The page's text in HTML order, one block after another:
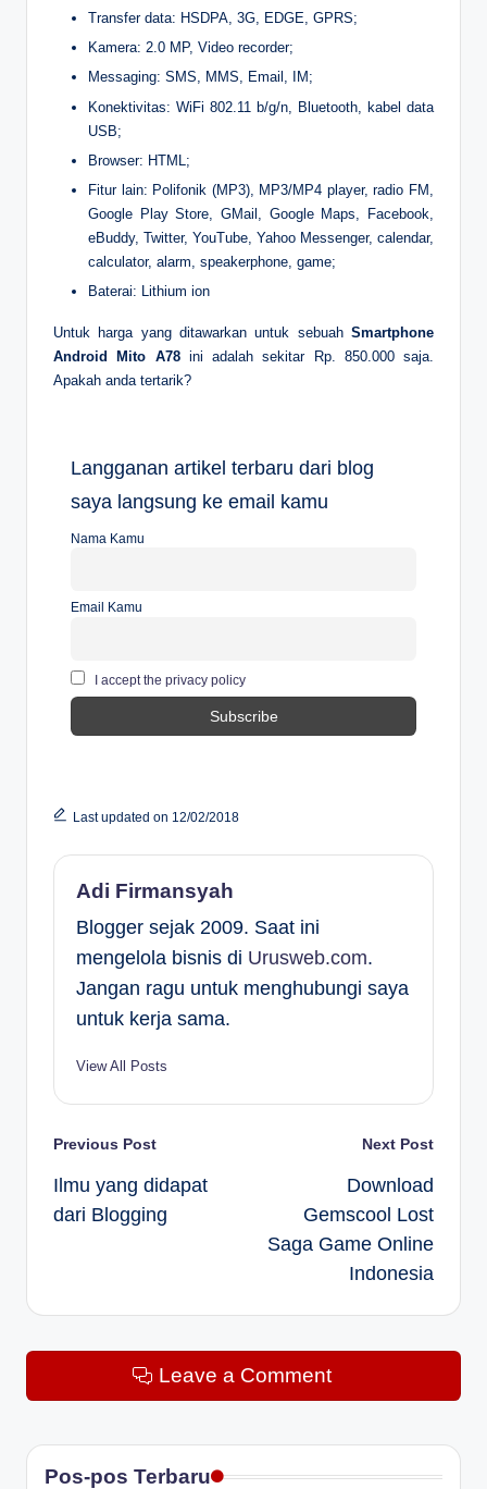
Transfer data: HSDPA, 3G, EDGE, GPRS;
Kamera: 2.0 MP, Video recorder;
Messaging: SMS, MMS, Email, IM;
Konektivitas: WiFi 802.11 b/g/n, Bluetooth, kabel data
USB;
Browser: HTML;
Fitur lain: Polifonik (MP3), MP3/MP4 player, radio FM,
Google Play Store, GMail, Google Maps, Facebook,
eBuddy, Twitter, YouTube, Yahoo Messenger, calendar,
calculator, alarm, speakerphone, game;
Baterai: Lithium ion
Untuk harga yang ditawarkan untuk sebuah Smartphone
Android Mito A78 ini adalah sekitar Rp. 850.000 saja.
Apakah anda tertarik?
Langganan artikel terbaru dari blog
saya langsung ke email kamu
Nama Kamu
Email Kamu
I accept the privacy policy
Last updated on 12/02/2018
Adi Firmansyah
Blogger sejak 2009. Saat ini
mengelola bisnis di Urusweb.com.
Jangan ragu untuk menghubungi saya
untuk kerja sama.
View All Posts
Post
navigation
Previous Post
Ilmu yang didapat
dari Blogging
Next Post
Download
Gemscool Lost
Saga Game Online
Indonesia
Leave a Comment
Pos-pos Terbaru